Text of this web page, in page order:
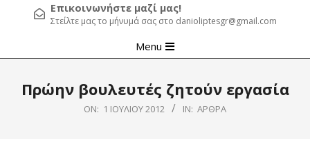
Επικοινωνήστε μαζί μας!
Στείλτε μας το μήνυμά σας στο danioliptesgr@gmail.com
Navigation
Menu
Πρώην βουλευτές ζητούν εργασία
ON: 1 ΙΟΥΛΊΟΥ 2012 IN: ΆΡΘΡΑ